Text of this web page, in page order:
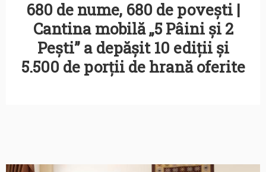
680 de nume, 680 de povești |
Cantina mobilă „5 Pâini și 2
Pești” a depășit 10 ediții și
5.500 de porții de hrană oferite